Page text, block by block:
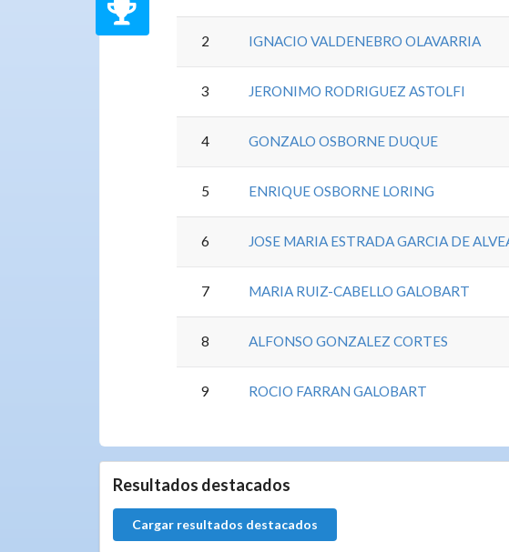
2 IGNACIO VALDENEBRO OLAVARRIA
3 JERONIMO RODRIGUEZ ASTOLFI
4 GONZALO OSBORNE DUQUE
5 ENRIQUE OSBORNE LORING
6 JOSE MARIA ESTRADA GARCIA DE
7 MARIA RUIZ-CABELLO GALOBART
8 ALFONSO GONZALEZ CORTES
9 ROCIO FARRAN GALOBART
Resultados destacados
Cargar resultados destacados